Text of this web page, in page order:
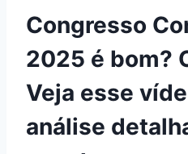
Congresso
2025 é bom?
Veja esse
análise